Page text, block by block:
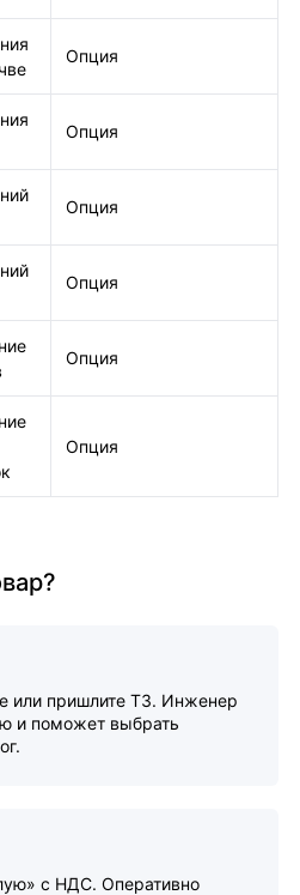
Опция
Опция
Опция
Опция
Опция
Опция
или пришлите ТЗ. Инженер
и поможет выбрать
с НДС. Оперативно